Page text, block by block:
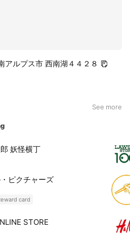
アルプス市 西南湖４４２８
See more
妖怪横丁
ピクチャーズ
card
STORE